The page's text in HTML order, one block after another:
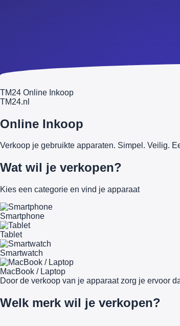
TM24 Online Inkoop
TM24.nl
Online Inkoop
Verkoop je gebruikte apparaten. Simpel. Veilig.
Wat wil je verkopen?
Kies een categorie en vind je apparaat
Smartphone
Tablet
Smartwatch
MacBook / Laptop
Door de verkoop van je apparaat zorg je ervoor
Welk merk wil je verkopen?